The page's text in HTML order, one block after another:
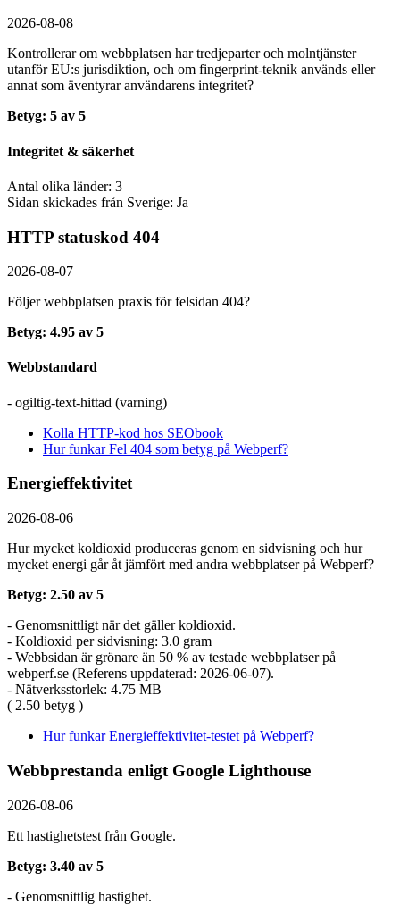
2026-08-08
Kontrollerar om webbplatsen har tredjeparter och molntjänster
utanför EU:s jurisdiktion, och om fingerprint-teknik används eller
annat som äventyrar användarens integritet?
Betyg: 5 av 5
Integritet & säkerhet
Antal olika länder: 3
Sidan skickades från Sverige: Ja
HTTP statuskod 404
2026-08-07
Följer webbplatsen praxis för felsidan 404?
Betyg: 4.95 av 5
Webbstandard
- ogiltig-text-hittad (varning)
Kolla HTTP-kod hos SEObook
Hur funkar Fel 404 som betyg på Webperf?
Energieffektivitet
2026-08-06
Hur mycket koldioxid produceras genom en sidvisning och hur
mycket energi går åt jämfört med andra webbplatser på Webperf?
Betyg: 2.50 av 5
- Genomsnittligt när det gäller koldioxid.
- Koldioxid per sidvisning: 3.0 gram
- Webbsidan är grönare än 50 % av testade webbplatser på
webperf.se (Referens uppdaterad: 2026-06-07).
- Nätverksstorlek: 4.75 MB
( 2.50 betyg )
Hur funkar Energieffektivitet-testet på Webperf?
Webbprestanda enligt Google Lighthouse
2026-08-06
Ett hastighetstest från Google.
Betyg: 3.40 av 5
- Genomsnittlig hastighet.